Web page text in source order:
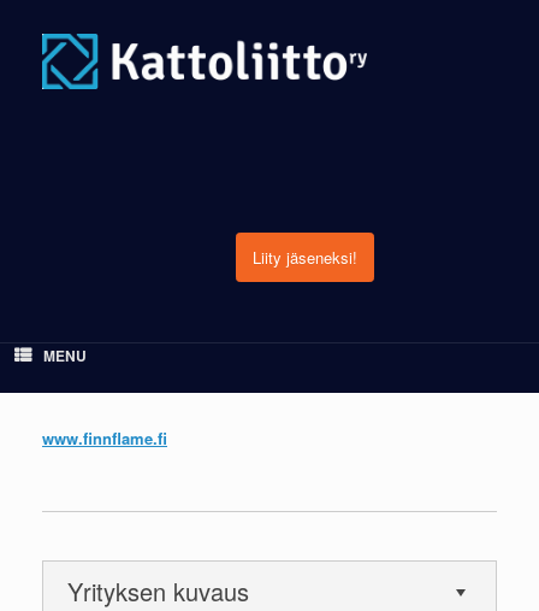
content
Liity jäseneksi!
MENU
www.finnflame.fi
Yrityksen kuvaus